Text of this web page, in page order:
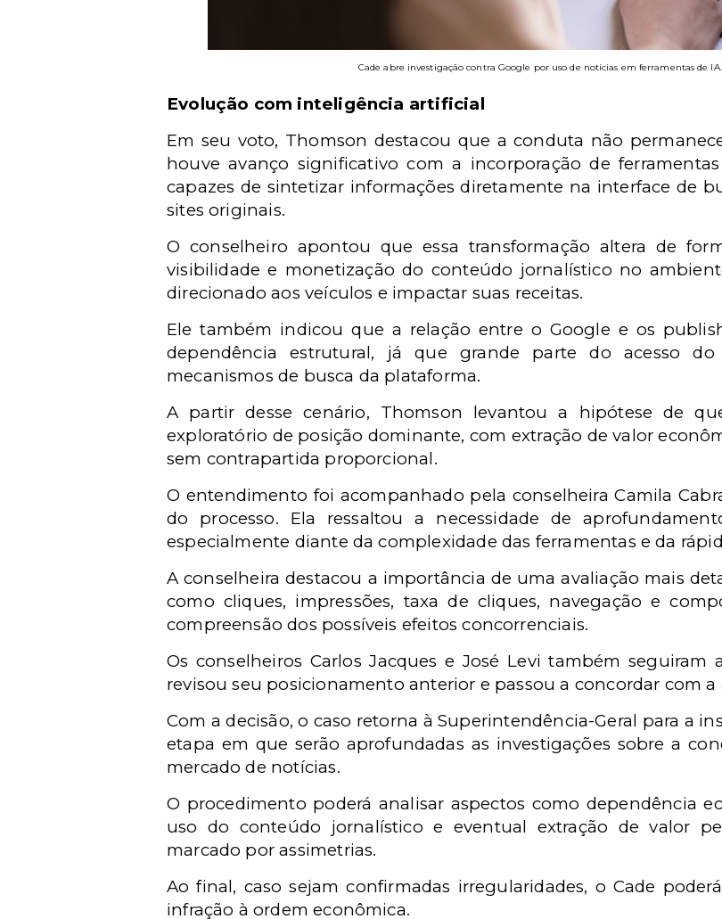
Cade abre investigação contra Google por uso de notícias em ferramentas de IA.
Evolução com inteligência artificial
Em seu voto, Thomson destacou que a conduta não
houve avanço significativo com a incorporação de
capazes de sintetizar informações diretamente na interface de
sites originais.
O conselheiro apontou que essa transformação altera de
visibilidade e monetização do conteúdo jornalístico no
direcionado aos veículos e impactar suas receitas.
Ele também indicou que a relação entre o Google e os
dependência estrutural, já que grande parte do acesso
mecanismos de busca da plataforma.
A partir desse cenário, Thomson levantou a hipótese de
exploratório de posição dominante, com extração de valor
sem contrapartida proporcional.
O entendimento foi acompanhado pela conselheira Camila
do processo. Ela ressaltou a necessidade de
especialmente diante da complexidade das ferramentas e da
A conselheira destacou a importância de uma avaliação mais
como cliques, impressões, taxa de cliques, navegação e
compreensão dos possíveis efeitos concorrenciais.
Os conselheiros Carlos Jacques e José Levi também
revisou seu posicionamento anterior e passou a concordar com a
Com a decisão, o caso retorna à Superintendência-Geral para a
etapa em que serão aprofundadas as investigações sobre a
mercado de notícias.
O procedimento poderá analisar aspectos como dependência
uso do conteúdo jornalístico e eventual extração de valor
marcado por assimetrias.
Ao final, caso sejam confirmadas irregularidades, o Cade
infração à ordem econômica.